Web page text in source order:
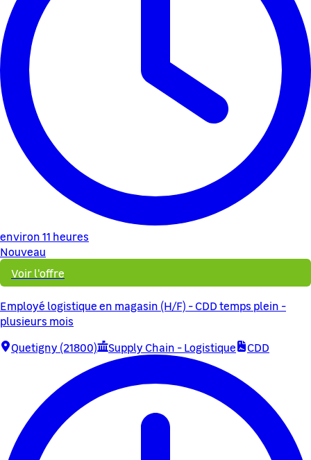
environ 11 heures
Nouveau
Voir l'offre
Employé logistique en magasin (H/F) - CDD temps plein -
plusieurs mois
Quetigny (21800)
Supply Chain - Logistique CDD